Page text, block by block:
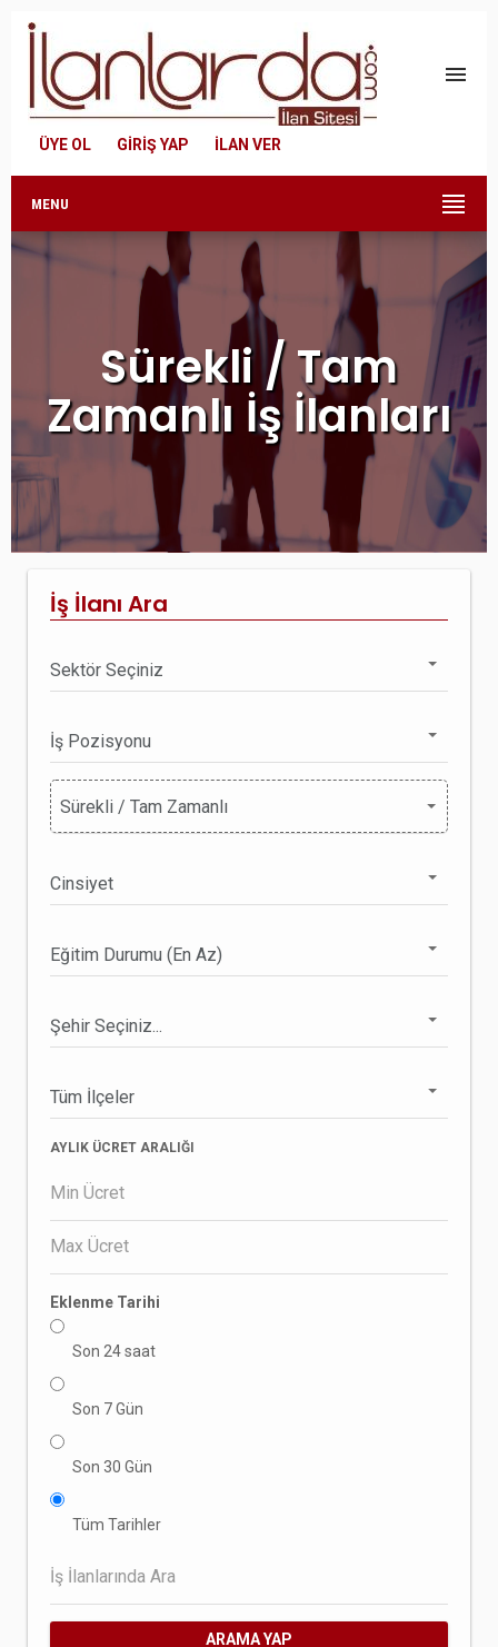
menu
ÜYE OL GİRİŞ YAP İLAN VER
MENU
Sürekli / Tam
Zamanlı İş İlanları
İş İlanı Ara
AYLIK ÜCRET ARALIĞI
Eklenme Tarihi
Son 24 saat
Son 7 Gün
Son 30 Gün
Tüm Tarihler
ARAMA YAP